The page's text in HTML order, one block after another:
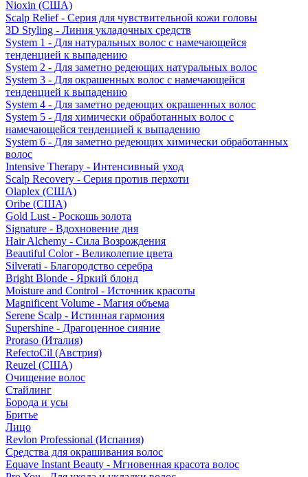
Nioxin (США)
Scalp Relief - Серия для чувствительной кожи головы
3D Styling - Линия укладочных средств
System 1 - Для натуральных волос с намечающейся
тенденцией к выпадению
System 2 - Для заметно редеющих натуральных волос
System 3 - Для окрашенных волос с намечающейся
тенденцией к выпадению
System 4 - Для заметно редеющих окрашенных волос
System 5 - Для химически обработанных волос с
намечающейся тенденцией к выпадению
System 6 - Для заметно редеющих химически обработанных
волос
Intensive Therapy - Интенсивный уход
Scalp Recovery - Серия против перхоти
Olaplex (США)
Oribe (США)
Gold Lust - Роскошь золота
Signature - Вдохновение дня
Hair Alchemy - Сила Возрождения
Beautiful Color - Великолепие цвета
Silverati - Благородство серебра
Bright Blonde - Яркий блонд
Moisture and Control - Источник красоты
Magnificent Volume - Магия объема
Serene Scalp - Истинная гармония
Supershine - Драгоценное сияние
Proraso (Италия)
RefectoCil (Австрия)
Reuzel (США)
Очищение волос
Стайлинг
Борода и усы
Бритье
Лицо
Revlon Professional (Испания)
Средства для окрашивания волос
Equave Instant Beauty - Мгновенная красота волос